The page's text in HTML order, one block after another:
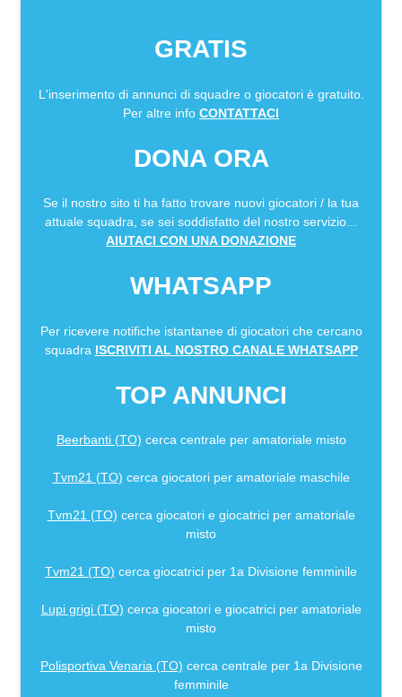
GRATIS
L'inserimento di annunci di squadre o giocatori è gratuito.
Per altre info CONTATTACI
DONA ORA
Se il nostro sito ti ha fatto trovare nuovi giocatori / la tua
attuale squadra, se sei soddisfatto del nostro servizio...
AIUTACI CON UNA DONAZIONE
WHATSAPP
Per ricevere notifiche istantanee di giocatori che cercano
squadra ISCRIVITI AL NOSTRO CANALE WHATSAPP
TOP ANNUNCI
Beerbanti (TO) cerca centrale per amatoriale misto
Tvm21 (TO) cerca giocatori per amatoriale maschile
Tvm21 (TO) cerca giocatori e giocatrici per amatoriale
misto
Tvm21 (TO) cerca giocatrici per 1a Divisione femminile
Lupi grigi (TO) cerca giocatori e giocatrici per amatoriale
misto
Polisportiva Venaria (TO) cerca centrale per 1a Divisione
femminile